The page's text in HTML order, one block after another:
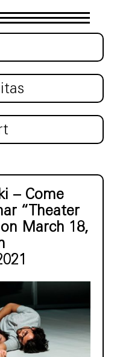
– Come
“Theater
March 18,